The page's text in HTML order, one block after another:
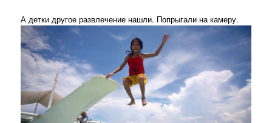
А детки другое развлечение нашли. Попрыгали на камеру.